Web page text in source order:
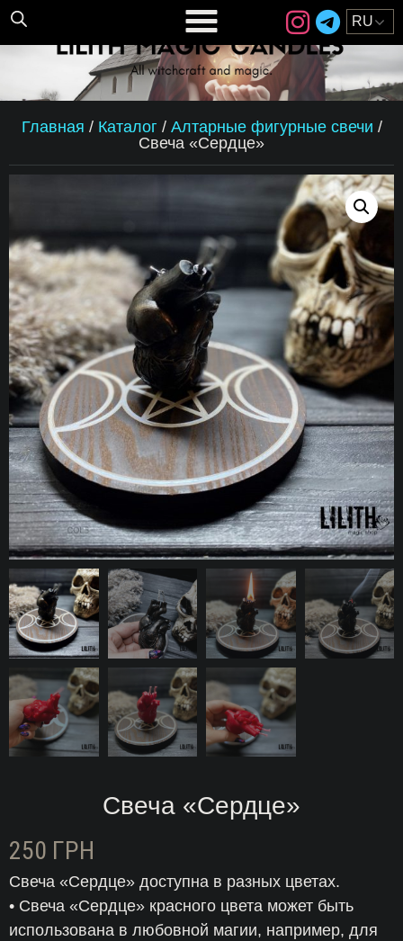
Главная / Каталог / Алтарные фигурные свечи /
Свеча «Сердце»
Свеча «Сердце»
250 ГРН
Свеча «Сердце» доступна в разных цветах.
• Свеча «Сердце» красного цвета может быть
использована в любовной магии, например, для